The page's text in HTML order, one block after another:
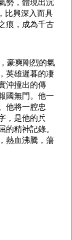
勢，體現出沉
比興深入而具
痕，成為千古
豪爽剛烈的氣
英雄遲暮的凄
沖撞出的傳
國無門。他一
他將一腔忠
，是他的兵
的精神記錄。
熱血沸騰，蕩